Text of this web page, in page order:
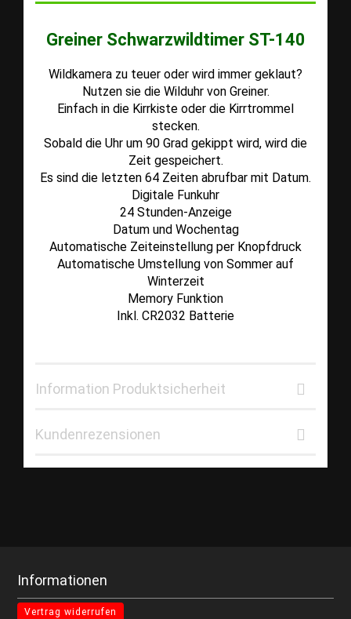
Greiner Schwarzwildtimer ST-140
Wildkamera zu teuer oder wird immer geklaut?
Nutzen sie die Wilduhr von Greiner.
Einfach in die Kirrkiste oder die Kirrtrommel
stecken.
Sobald die Uhr um 90 Grad gekippt wird, wird die
Zeit gespeichert.
Es sind die letzten 64 Zeiten abrufbar mit Datum.
Digitale Funkuhr
24 Stunden-Anzeige
Datum und Wochentag
Automatische Zeiteinstellung per Knopfdruck
Automatische Umstellung von Sommer auf
Winterzeit
Memory Funktion
Inkl. CR2032 Batterie
Information Produktsicherheit
Kundenrezensionen
Informationen
Vertrag widerrufen